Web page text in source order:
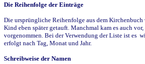
Die Reihenfolge der Einträge
Die ursprüngliche Reihenfolge aus dem
Kind eben später getauft. Manchmal kam es auch
vorgenommen. Bei der Verwendung der Liste ist es
erfolgt nach Tag, Monat und Jahr.
Schreibweise der Namen